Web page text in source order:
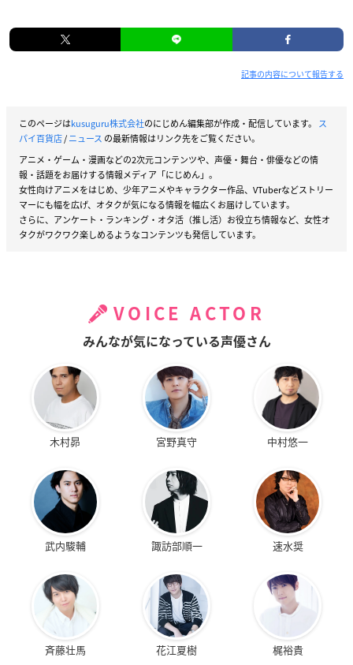
記事の内容について報告する
このページはkusuguru株式会社のにじめん編集部が作成・配信しています。 ス
パイ百貨店/ニュース の最新情報はリンク先をご覧ください。
アニメ・ゲーム・漫画などの2次元コンテンツや、声優・舞台・俳優などの情
報・話題をお届けする情報メディア「にじめん」。
女性向けアニメをはじめ、少年アニメやキャラクター作品、VTuberなどストリー
マーにも幅を広げ、オタクが気になる情報を幅広くお届けしています。
さらに、アンケート・ランキング・オタ活（推し活）お役立ち情報など、女性オ
タクがワクワク楽しめるようなコンテンツも発信しています。
VOICE ACTOR
みんなが気になっている声優さん
木村昴 宮野真守 中村悠一
武内駿輔 諏訪部順一 速水奨
斉藤壮馬 花江夏樹 梶裕貴